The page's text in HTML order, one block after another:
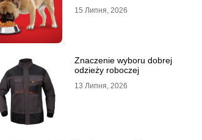
15 Липня, 2026
Znaczenie wyboru dobrej
odzieży roboczej
13 Липня, 2026